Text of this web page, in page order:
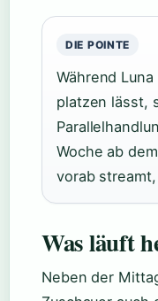
DIE POINTE
Während
platzen lässt,
Woche ab
vorab
Was läuft
Neben der